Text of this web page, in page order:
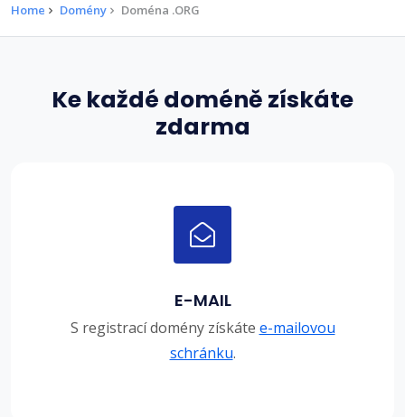
Home Domény Doména .ORG
Ke každé doméně získáte
zdarma
E-MAIL
S registrací domény získáte e-mailovou
schránku.